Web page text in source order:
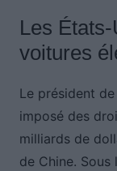
Les
voitures
Le président
imposé des
milliards de
de Chine. Sous